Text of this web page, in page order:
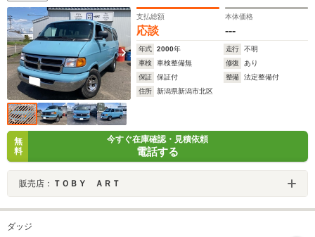
支払総額
応談
本体価格
---
年式 2000年 走行
不明
車検
車検整備無 修復
あり
保証
保証付 整備
法定整備付
住所
新潟県新潟市北区
無
料
今すぐ在庫確認・見積依頼
電話する
販売店： ＴＯＢＹ ＡＲＴ
ダッジ